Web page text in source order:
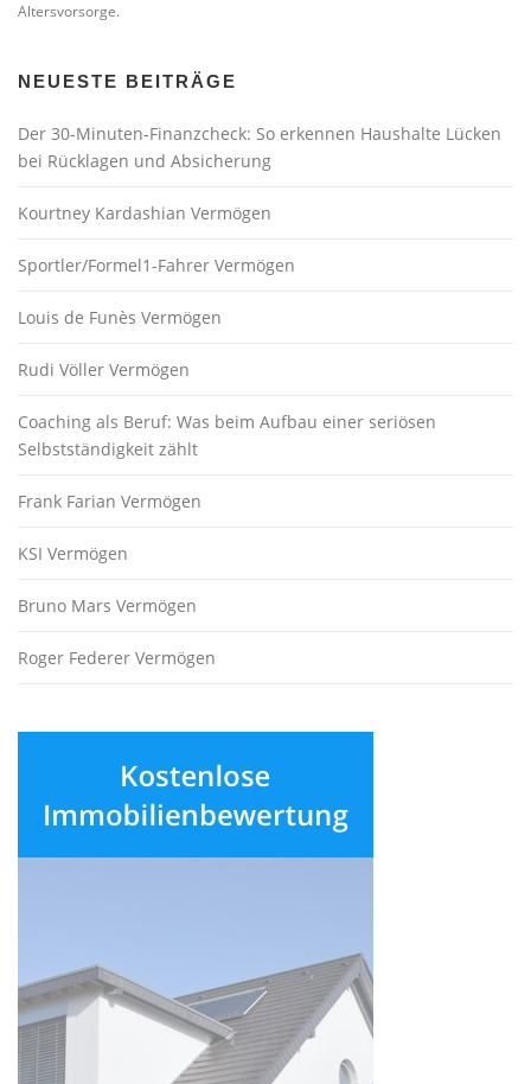
Altersvorsorge.
NEUESTE BEITRÄGE
Der 30-Minuten-Finanzcheck: So erkennen Haushalte Lücken
bei Rücklagen und Absicherung
Kourtney Kardashian Vermögen
Sportler/Formel1-Fahrer Vermögen
Louis de Funès Vermögen
Rudi Völler Vermögen
Coaching als Beruf: Was beim Aufbau einer seriösen
Selbstständigkeit zählt
Frank Farian Vermögen
KSI Vermögen
Bruno Mars Vermögen
Roger Federer Vermögen